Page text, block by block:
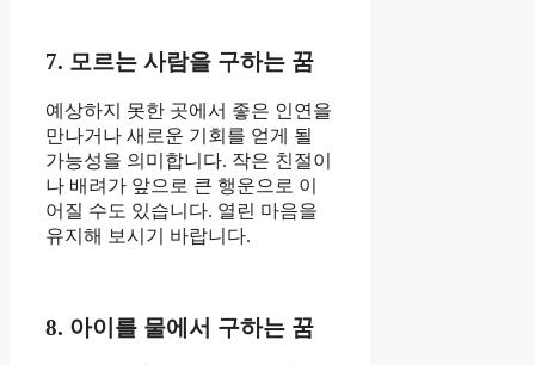
7. 모르는 사람을 구하는 꿈
예상하지 못한 곳에서 좋은 인연을
만나거나 새로운 기회를 얻게 될
가능성을 의미합니다. 작은 친절이
나 배려가 앞으로 큰 행운으로 이
어질 수도 있습니다. 열린 마음을
유지해 보시기 바랍니다.
8. 아이를 물에서 구하는 꿈